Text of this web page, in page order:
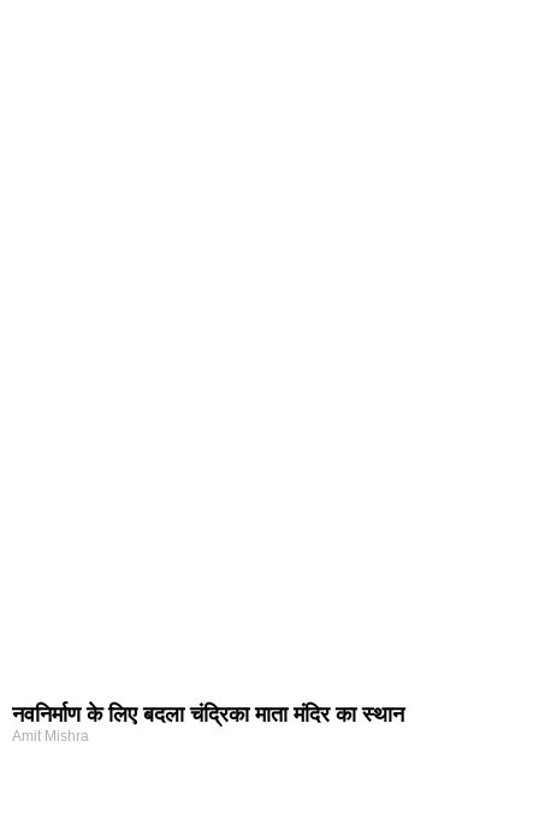
नवनिर्माण के लिए बदला चंद्रिका माता मंदिर का स्थान
Amit Mishra